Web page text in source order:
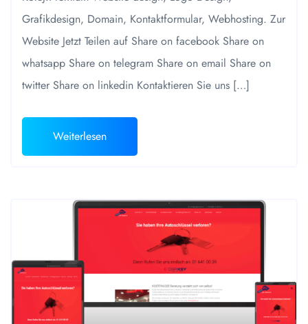
Grafikdesign, Domain, Kontaktformular, Webhosting. Zur
Website Jetzt Teilen auf Share on facebook Share on
whatsapp Share on telegram Share on email Share on
twitter Share on linkedin Kontaktieren Sie uns […]
Weiterlesen